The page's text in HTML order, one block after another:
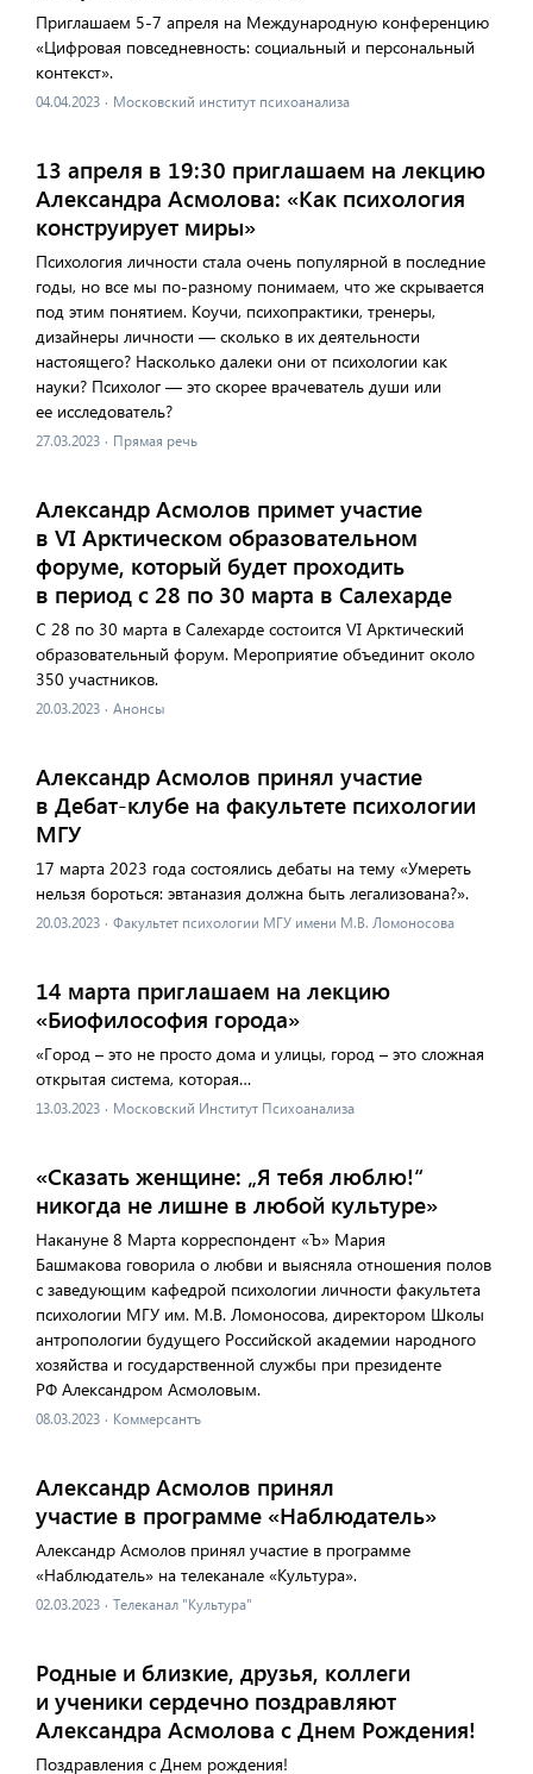
Приглашаем 5-7 апреля на Международную конференцию
«Цифровая повседневность: социальный и персональный
контекст».
04.04.2023 · Московский институт психоанализа
13 апреля в 19:30 приглашаем на лекцию
Александра Асмолова: «Как психология
конструирует миры»
Психология личности стала очень популярной в последние
годы, но все мы по-разному понимаем, что же скрывается
под этим понятием. Коучи, психопрактики, тренеры,
дизайнеры личности — сколько в их деятельности
настоящего? Насколько далеки они от психологии как
науки? Психолог — это скорее врачеватель души или
ее исследователь?
27.03.2023 · Прямая речь
Александр Асмолов примет участие
в VI Арктическом образовательном
форуме, который будет проходить
в период с 28 по 30 марта в Салехарде
С 28 по 30 марта в Салехарде состоится VI Арктический
образовательный форум. Мероприятие объединит около
350 участников.
20.03.2023 · Анонсы
Александр Асмолов принял участие
в Дебат-клубе на факультете психологии
МГУ
17 марта 2023 года состоялись дебаты на тему «Умереть
нельзя бороться: эвтаназия должна быть легализована?».
20.03.2023 · Факультет психологии МГУ имени М.В. Ломоносова
14 марта приглашаем на лекцию
«Биофилософия города»
«Город – это не просто дома и улицы, город – это сложная
открытая система, которая…
13.03.2023 · Московский Институт Психоанализа
«Сказать женщине: „Я тебя люблю!“
никогда не лишне в любой культуре»
Накануне 8 Марта корреспондент «Ъ» Мария
Башмакова говорила о любви и выясняла отношения полов
с заведующим кафедрой психологии личности факультета
психологии МГУ им. М.В. Ломоносова, директором Школы
антропологии будущего Российской академии народного
хозяйства и государственной службы при президенте
РФ Александром Асмоловым.
08.03.2023 · Коммерсантъ
Александр Асмолов принял
участие в программе «Наблюдатель»
Александр Асмолов принял участие в программе
«Наблюдатель» на телеканале «Культура».
02.03.2023 · Телеканал "Культура"
Родные и близкие, друзья, коллеги
и ученики сердечно поздравляют
Александра Асмолова с Днем Рождения!
Поздравления с Днем рождения!